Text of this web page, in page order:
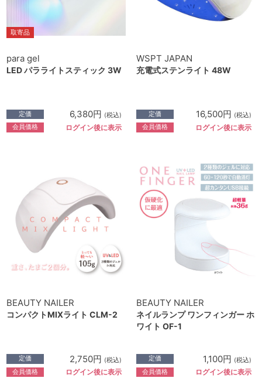
取寄品
para gel
LED パラライトスティック 3W
定価 6,380円 (税込)
会員価格 ログイン後に表示
WSPT JAPAN
充電式ステンライト 48W
定価 16,500円 (税込)
会員価格 ログイン後に表示
BEAUTY NAILER
コンパクトMIXライト CLM-2
定価 2,750円 (税込)
会員価格 ログイン後に表示
BEAUTY NAILER
ネイルランプ ワンフィンガー ホ
ワイト OF-1
定価 1,100円 (税込)
会員価格 ログイン後に表示